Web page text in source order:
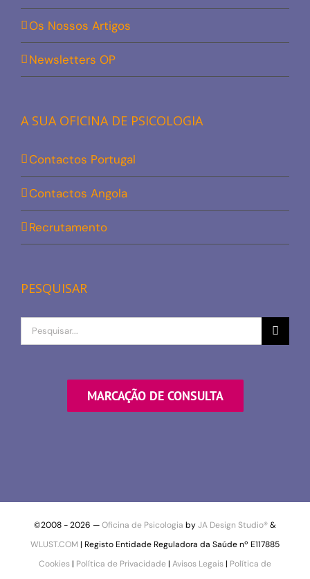
Os Nossos Artigos
Newsletters OP
A SUA OFICINA DE PSICOLOGIA
Contactos Portugal
Contactos Angola
Recrutamento
PESQUISAR
Procurar
por
MARCAÇÃO DE CONSULTA
©2008 -2026 —Oficina de Psicologia byJA Design Studio®&
WLUST.COM | Registo Entidade Reguladora da Saúde nº E117885
Cookies| Política de Privacidade| Avisos Legais| Política de